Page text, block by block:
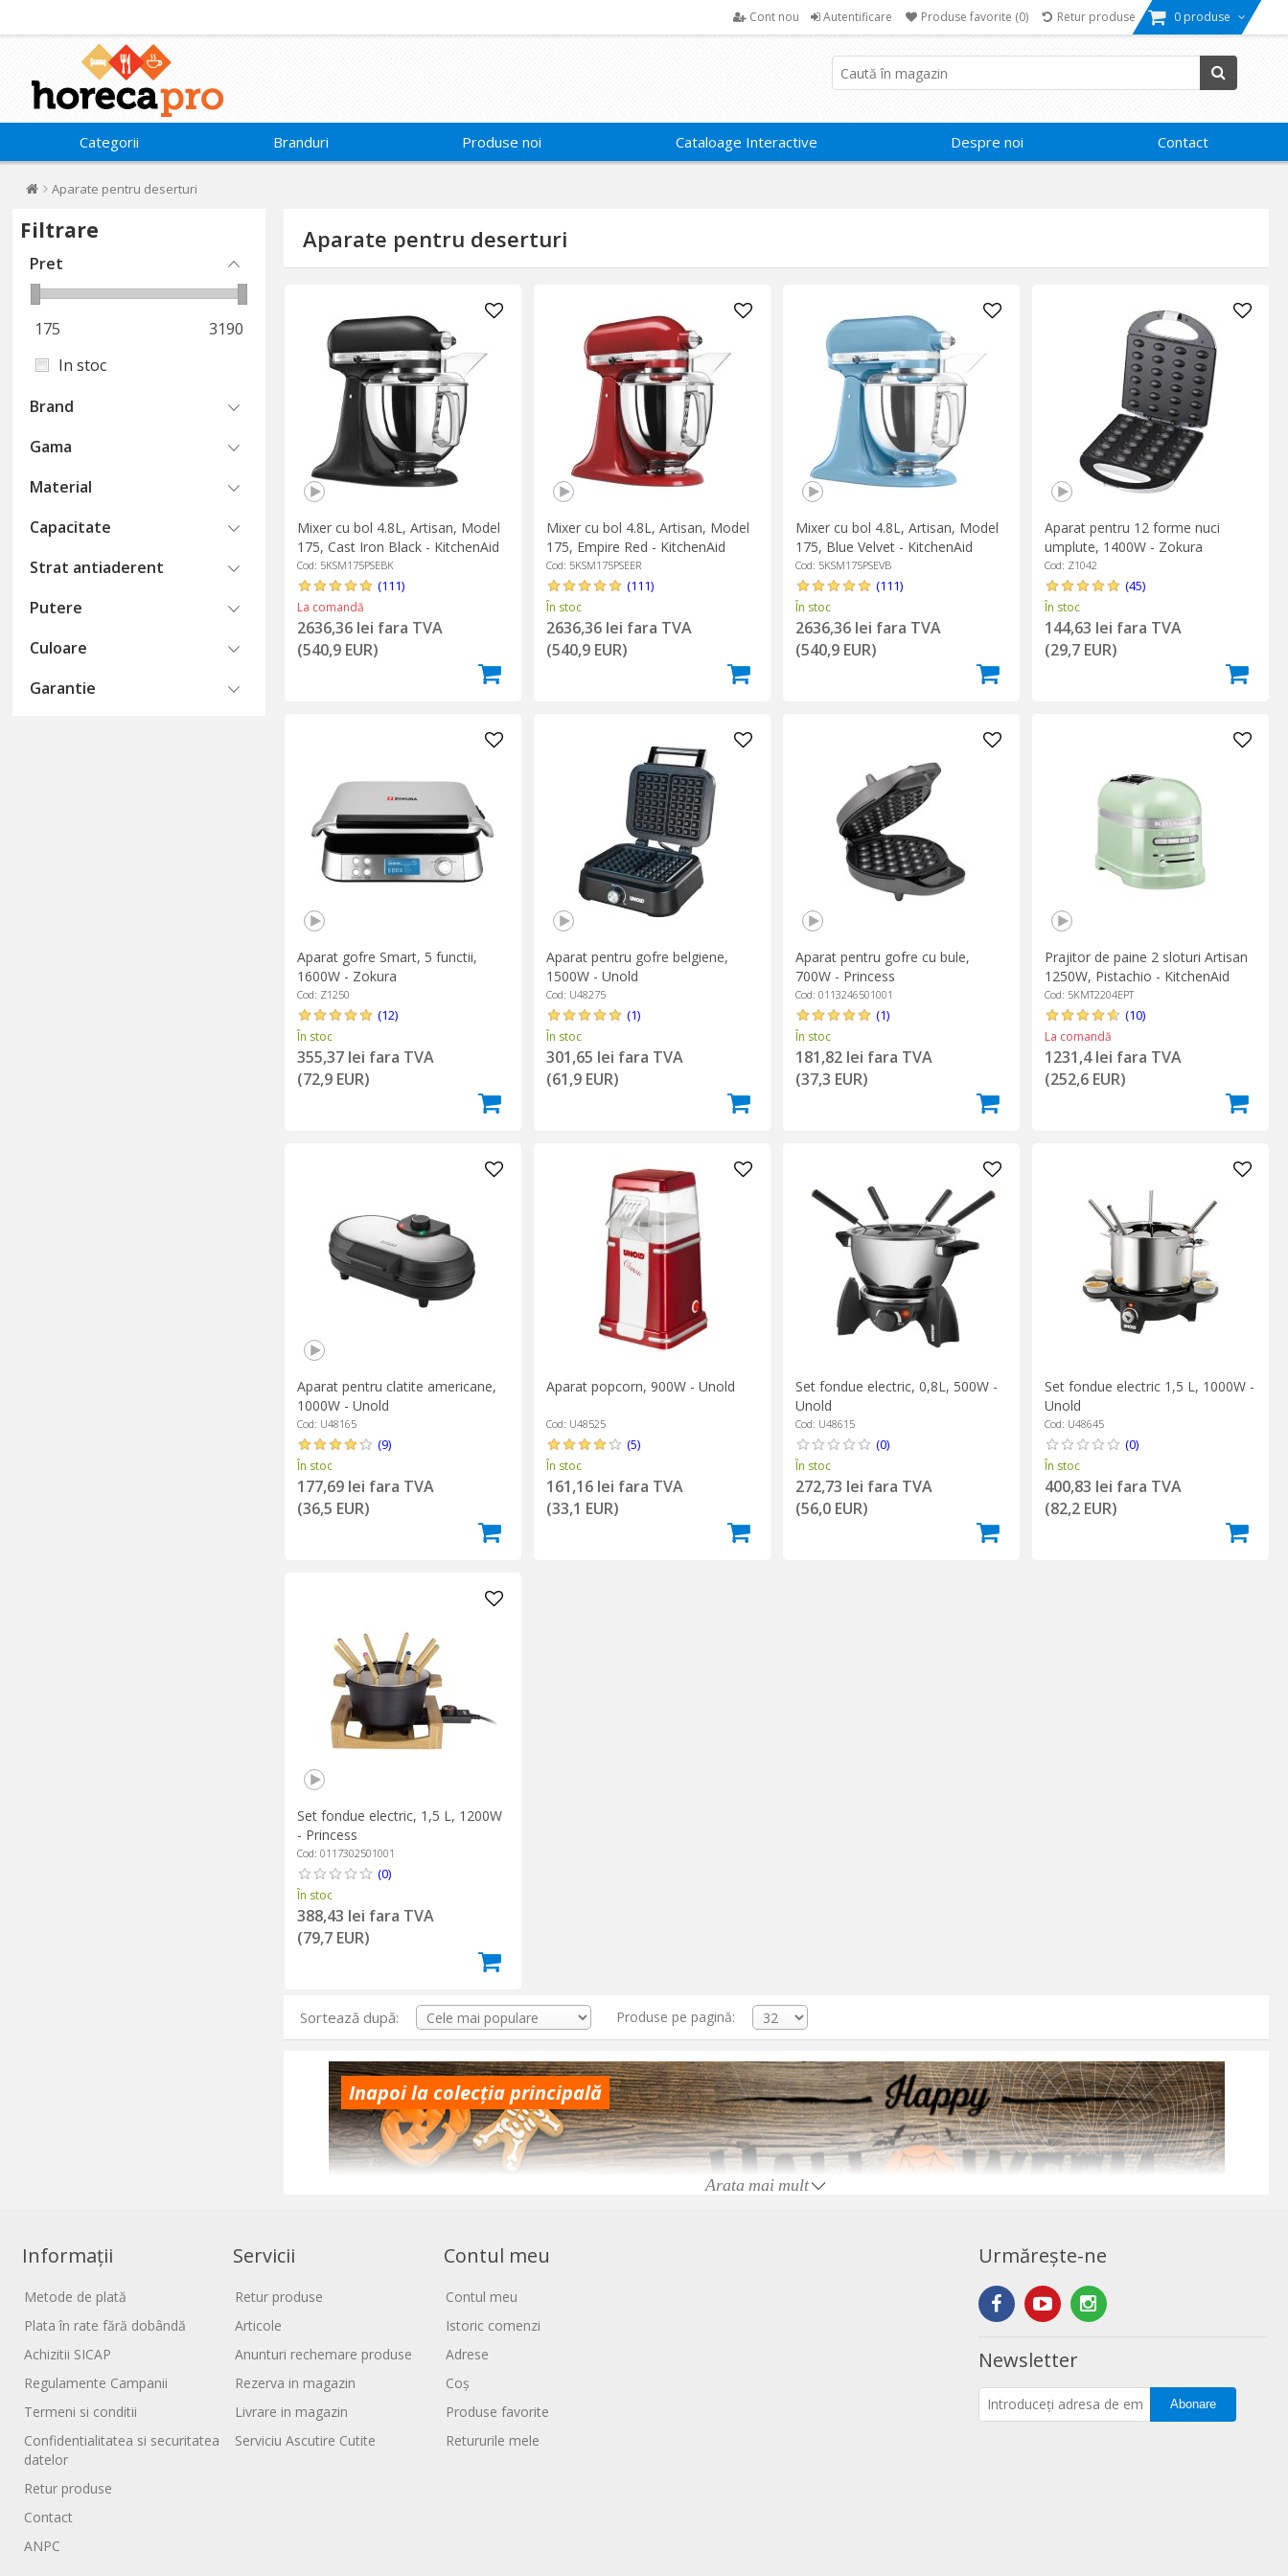
Cont nou Autentificare Produse favorite (0) Retur produse 0 produse
Categorii Branduri Produse noi Cataloage Interactive Despre noi Contact
Aparate pentru deserturi
Filtrare
Pret
175
3190
In stoc
Brand
Gama
Material
Capacitate
Strat antiaderent
Putere
Culoare
Garantie
Aparate pentru deserturi
Inapoi la colecția principală
Arata mai mult
Sortează după: Produse pe pagină:
Mixer cu bol 4.8L, Artisan, Model
175, Cast Iron Black - KitchenAid
Cod: 5KSM175PSEBK
(111)
La comandă
2636,36 lei fara TVA
(540,9 EUR)
Mixer cu bol 4.8L, Artisan, Model
175, Empire Red - KitchenAid
Cod: 5KSM175PSEER
(111)
În stoc
2636,36 lei fara TVA
(540,9 EUR)
Mixer cu bol 4.8L, Artisan, Model
175, Blue Velvet - KitchenAid
Cod: 5KSM175PSEVB
(111)
În stoc
2636,36 lei fara TVA
(540,9 EUR)
Aparat pentru 12 forme nuci
umplute, 1400W - Zokura
Cod: Z1042
(45)
În stoc
144,63 lei fara TVA
(29,7 EUR)
Aparat gofre Smart, 5 functii,
1600W - Zokura
Cod: Z1250
(12)
În stoc
355,37 lei fara TVA
(72,9 EUR)
Aparat pentru gofre belgiene,
1500W - Unold
Cod: U48275
(1)
În stoc
301,65 lei fara TVA
(61,9 EUR)
Aparat pentru gofre cu bule,
700W - Princess
Cod: 0113246501001
(1)
În stoc
181,82 lei fara TVA
(37,3 EUR)
Prajitor de paine 2 sloturi Artisan
1250W, Pistachio - KitchenAid
Cod: 5KMT2204EPT
(10)
La comandă
1231,4 lei fara TVA
(252,6 EUR)
Aparat pentru clatite americane,
1000W - Unold
Cod: U48165
(9)
În stoc
177,69 lei fara TVA
(36,5 EUR)
Aparat popcorn, 900W - Unold
Cod: U48525
(5)
În stoc
161,16 lei fara TVA
(33,1 EUR)
Set fondue electric, 0,8L, 500W -
Unold
Cod: U48615
(0)
În stoc
272,73 lei fara TVA
(56,0 EUR)
Set fondue electric 1,5 L, 1000W -
Unold
Cod: U48645
(0)
În stoc
400,83 lei fara TVA
(82,2 EUR)
Set fondue electric, 1,5 L, 1200W
- Princess
Cod: 0117302501001
(0)
În stoc
388,43 lei fara TVA
(79,7 EUR)
Informații
Metode de plată
Plata în rate fără dobândă
Achizitii SICAP
Regulamente Campanii
Termeni si conditii
Confidentialitatea si securitatea
datelor
Retur produse
Contact
ANPC
Servicii
Retur produse
Articole
Anunturi rechemare produse
Rezerva in magazin
Livrare in magazin
Serviciu Ascutire Cutite
Contul meu
Contul meu
Istoric comenzi
Adrese
Coș
Produse favorite
Retururile mele
Urmărește-ne
Newsletter
Abonare